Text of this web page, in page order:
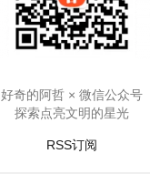
好奇的阿哲 × 微信公众号
探索点亮文明的星光
RSS订阅